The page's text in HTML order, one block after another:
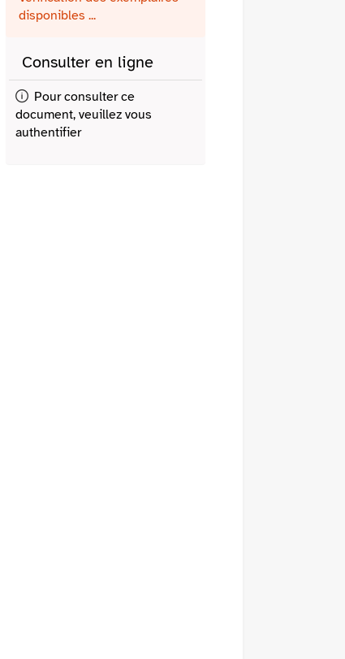
disponibles ...
Consulter en ligne
Pour consulter ce
document, veuillez vous
authentifier